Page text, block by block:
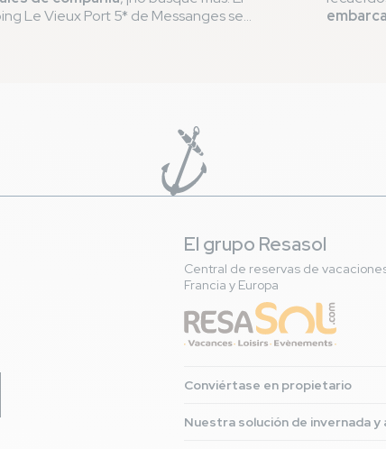
Le Vieux Port 5* de Messanges se
El grupo Resasol
Central de reservas de
Francia y Europa
Conviértase en propietario
Nuestra solución de invernada y